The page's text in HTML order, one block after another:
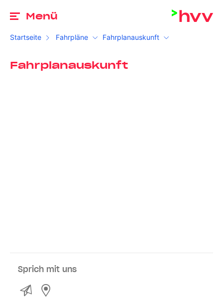
Menü
Startseite Fahrpläne Fahrplanauskunft
Fahrplanauskunft
Sprich mit uns
Kontakt